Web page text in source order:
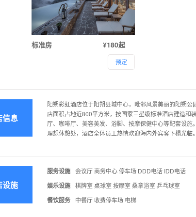
标准房 ¥180起
预定
信息
阳朔彩虹酒店位于阳朔县城中心，毗邻风景美丽的阳朔
店面积占地近800平方米，按国家三星级标准酒店建造和
厅、咖啡厅、美容美发、浴脚、按摩保健中心等配套设
理想休憩处，酒店全体员工热情欢迎海内外宾客下榻光临。
设施
服务设施 会议厅 商务中心 停车场 DDD电话 IDD电话
娱乐设施 棋牌室 桌球室 按摩室 桑拿浴室 乒乓球室
餐饮服务 中餐厅 收费停车场 电梯